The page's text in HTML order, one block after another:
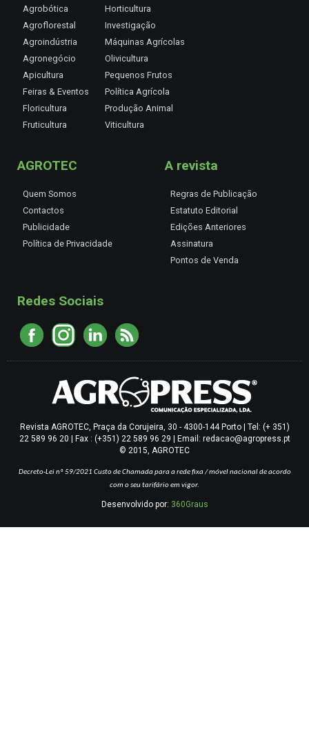
Agrobótica
Agroflorestal
Agroindústria
Agronegócio
Apicultura
Feiras & Eventos
Floricultura
Fruticultura
Horticultura
Investigação
Máquinas Agrícolas
Olivicultura
Pequenos Frutos
Política Agrícola
Produção Animal
Viticultura
AGROTEC
Quem Somos
Contactos
Publicidade
Política de Privacidade
A revista
Regras de Publicação
Estatuto Editorial
Edições Anteriores
Assinatura
Pontos de Venda
Redes Sociais
Revista AGROTEC, Praça da Corujeira, 30 - 4300-144 Porto | Tel: (+ 351)
22 589 96 20 | Fax : (+351) 22 589 96 29 | Email: redacao@agropress.pt
© 2015, AGROTEC
Decreto-Lei nº 59/2021 Custo de Chamada para a rede fixa / móvel nacional de acordo
com o seu tarifário em vigor.
Desenvolvido por: 360Graus